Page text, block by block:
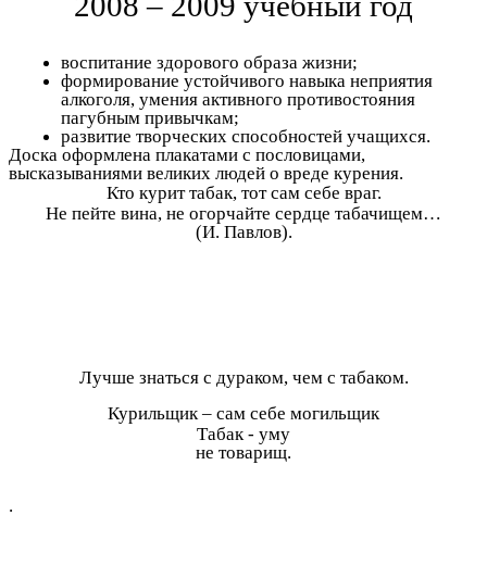
воспитание здорового образа жизни;
формирование устойчивого навыка неприятия
алкоголя, умения активного противостояния
пагубным привычкам;
развитие творческих способностей учащихся.
Доска оформлена плакатами с пословицами,
высказываниями великих людей о вреде курения.
Кто курит табак, тот сам себе враг.
Не пейте вина, не огорчайте сердце табачищем…
(И. Павлов).
Лучше знаться с дураком, чем с табаком.
Курильщик – сам себе могильщик
Табак - уму
не товарищ.
.